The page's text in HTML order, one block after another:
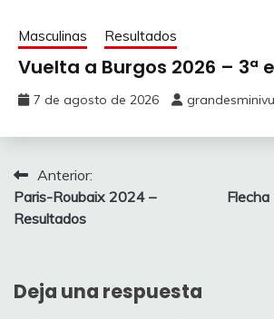
Masculinas Resultados
Vuelta a Burgos 2026 – 3ª
7 de agosto de 2026
Navegación
de
Anterior:
Paris-Roubaix 2024 –
Resultados
Deja una respuesta